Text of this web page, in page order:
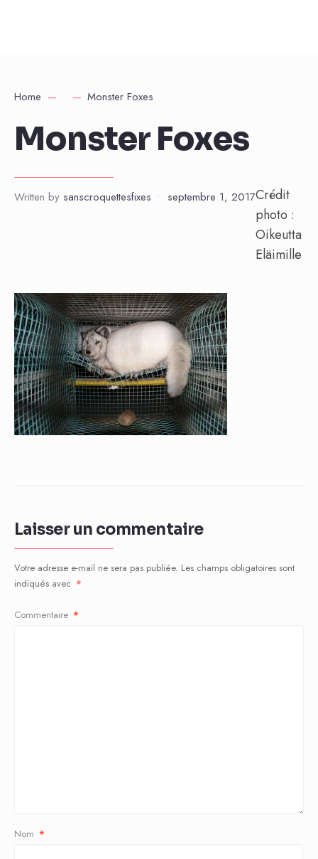
Home Monster Foxes
Monster Foxes
Written by sanscroquettesfixes • septembre 1, 2017Crédit
photo :
Oikeutta
Eläimille
Laisser un commentaire
Votre adresse e-mail ne sera pas publiée. Les champs obligatoires sont
indiqués avec *
Commentaire *
Nom *